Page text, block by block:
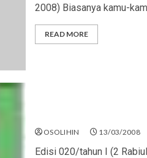
2008) Biasanya kamu-
READ MORE
OSOLIHIN 13/03/2008
Edisi 020/tahun I (2